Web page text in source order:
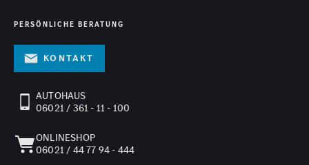
PERSÖNLICHE BERATUNG
Kontakt
AUTOHAUS
06021 / 361 - 11 - 100
ONLINESHOP
06021 / 44 77 94 - 444